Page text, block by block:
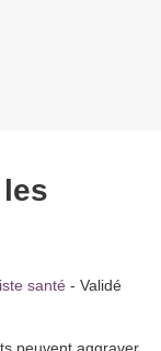
santé - Validé
peuvent aggraver